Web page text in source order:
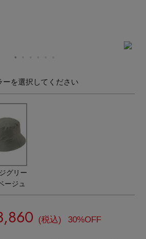
か買えないアイテム
掲載
ルバーでクールに
財布
ョン小物
ー・ケープ
フ
ケース・タブレットケース
グ
ェリー
ツ
ーを選択してください
グリー
ージュ
(税込) 30%OFF